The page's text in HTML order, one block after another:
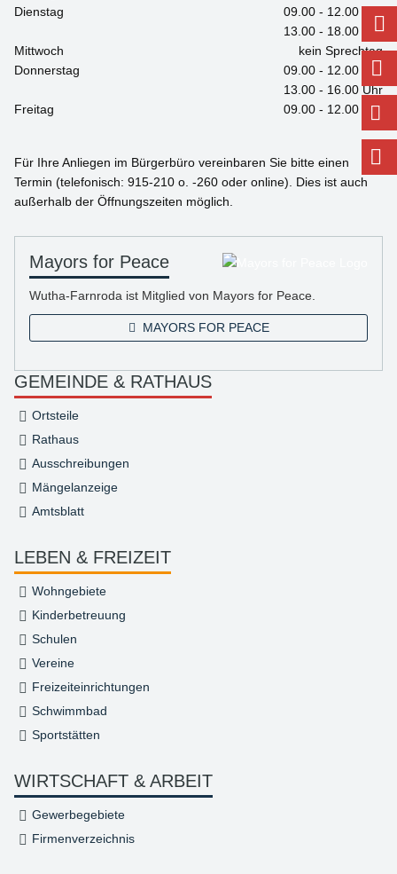
Dienstag
09.00 - 12.00 Uhr
13.00 - 18.00 Uhr
Mittwoch
kein Sprechtag
Donnerstag
09.00 - 12.00 Uhr
13.00 - 16.00 Uhr
Freitag
09.00 - 12.00 Uhr
Für Ihre Anliegen im Bürgerbüro vereinbaren Sie bitte einen
Termin (telefonisch: 915-210 o. -260 oder online). Dies ist auch
außerhalb der Öffnungszeiten möglich.
Mayors for Peace
Wutha-Farnroda ist Mitglied von Mayors for Peace.
MAYORS FOR PEACE
GEMEINDE & RATHAUS
Ortsteile
Rathaus
Ausschreibungen
Mängelanzeige
Amtsblatt
LEBEN & FREIZEIT
Wohngebiete
Kinderbetreuung
Schulen
Vereine
Freizeiteinrichtungen
Schwimmbad
Sportstätten
WIRTSCHAFT & ARBEIT
Gewerbegebiete
Firmenverzeichnis